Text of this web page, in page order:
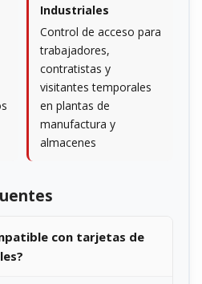
Industriales
Control de acceso para
trabajadores,
contratistas y
visitantes temporales
en plantas de
manufactura y
almacenes
con tarjetas de